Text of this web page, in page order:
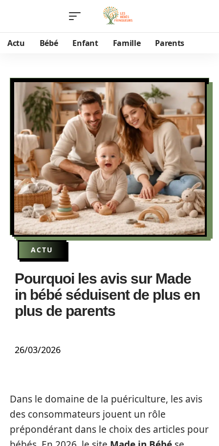
Actu Bébé Enfant Famille Parents
ACTU
Pourquoi les avis sur Made
in bébé séduisent de plus en
plus de parents
26/03/2026
Dans le domaine de la puériculture, les avis
des consommateurs jouent un rôle
prépondérant dans le choix des articles pour